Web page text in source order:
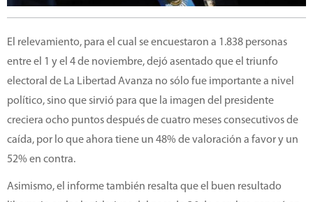
El relevamiento, para el cual se encuestaron a 1.838 personas
entre el 1 y el 4 de noviembre, dejó asentado que el triunfo
electoral de La Libertad Avanza no sólo fue importante a nivel
político, sino que sirvió para que la imagen del presidente
creciera ocho puntos después de cuatro meses consecutivos de
caída, por lo que ahora tiene un 48% de valoración a favor y un
52% en contra.
Asimismo, el informe también resalta que el buen resultado